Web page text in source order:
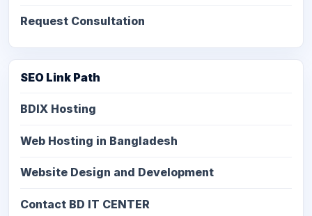
Request Consultation
SEO Link Path
BDIX Hosting
Web Hosting in Bangladesh
Website Design and Development
Contact BD IT CENTER